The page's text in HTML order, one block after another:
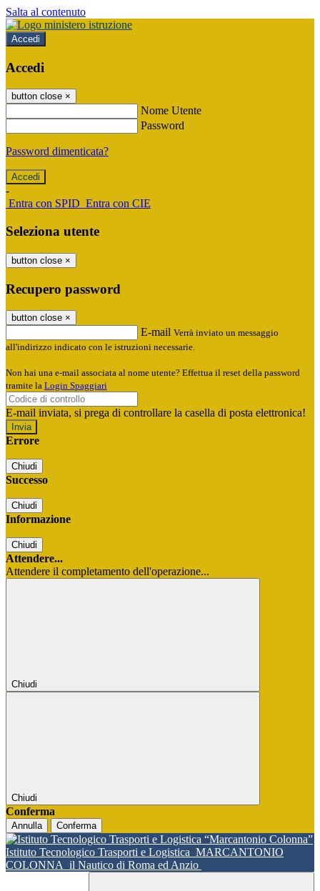
Salta al contenuto
Accedi
Accedi
button close ×
Nome Utente
Password
Password dimenticata?
-
Entra con SPID Entra con CIE
Seleziona utente
button close ×
Recupero password
button close ×
E-mail Verrà inviato un messaggio
all'indirizzo indicato con le istruzioni necessarie.
Non hai una e-mail associata al nome utente? Effettua il reset della password
tramite la Login Spaggiari
E-mail inviata, si prega di controllare la casella di posta elettronica!
Errore
Chiudi
Successo
Chiudi
Informazione
Chiudi
Attendere...
Attendere il completamento dell'operazione...
Chiudi
Chiudi
Conferma
Annulla Conferma
Istituto Tecnologico Trasporti e Logistica MARCANTONIO
COLONNA il Nautico di Roma ed Anzio